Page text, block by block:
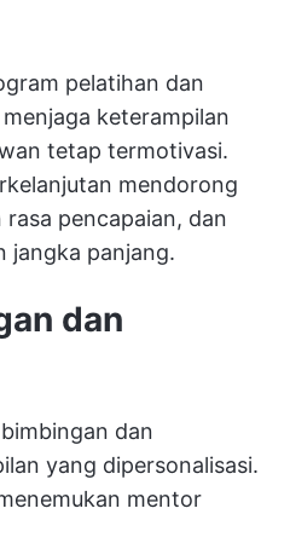
pelatihan dan
keterampilan
tetap termotivasi.
mendorong
pencapaian, dan
jangka panjang.
dan
dan
yang dipersonalisasi.
mentor